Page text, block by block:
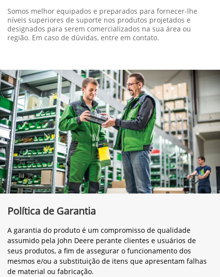
Somos melhor equipados e preparados para fornecer-lhe
níveis superiores de suporte nos produtos projetados e
designados para serem comercializados na sua área ou
região. Em caso de dúvidas, entre em contato.
Política de Garantia
A garantia do produto é um compromisso de qualidade
assumido pela John Deere perante clientes e usuários de
seus produtos, a fim de assegurar o funcionamento dos
mesmos e/ou a substituição de itens que apresentam falhas
de material ou fabricação.